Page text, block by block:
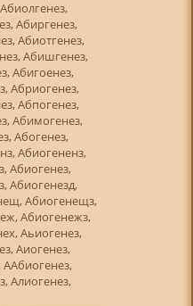
Абиргенез,
Абиотгенез,
Абишгенез,
Абигоенез,
Абриогенез,
Абпогенез,
Абимогенез,
Абогенез,
Абиогененз,
Абиогенез,
Абиогенезд,
Абиогенещз,
Абиогенежз,
Аьиогенез,
Аиогенез,
ААбиогенез,
Алиогенез,